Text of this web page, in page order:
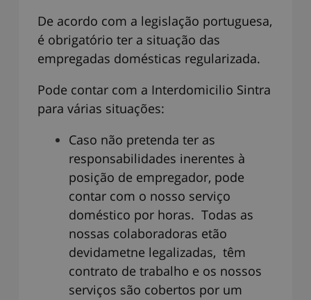
De acordo com a legislação portuguesa,
é obrigatório ter a situação das
empregadas domésticas regularizada.
Pode contar com a Interdomicilio Sintra
para várias situações:
Caso não pretenda ter as
responsabilidades inerentes à
posição de empregador, pode
contar com o nosso serviço
doméstico por horas. Todas as
nossas colaboradoras etão
devidametne legalizadas, têm
contrato de trabalho e os nossos
serviços são cobertos por um